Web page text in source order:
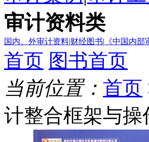
审计资料类
国内、外审计资料|财经图书| 《中国内
首页 图书首页
当前位置： 首页
计整合框架与操